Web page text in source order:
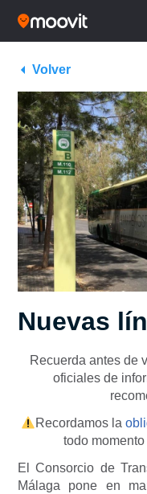
Volver
Nuevas
Recuerda antes de
oficiales de
Recordamos la
todo
El Consorcio de
Málaga pone en